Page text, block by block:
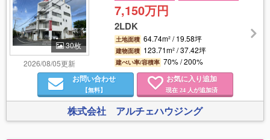
30枚
2026/08/05更新
7,150万円
2LDK
土地面積 64.74m² / 19.58坪
建物面積 123.71m² / 37.42坪
建ぺい率/容積率 70% / 200%
お問い合わせ
【無料】
お気に入り追加
現在 24人が追加済
株式会社 アルチェハウジング